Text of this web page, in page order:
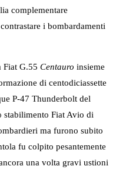
complementare
i bombardamenti
Fiat G.55 Centauro insieme
di centodiciassette
P-47 Thunderbolt del
stabilimento Fiat Avio di
ma furono subito
fu colpito pesantemente
una volta gravi ustioni